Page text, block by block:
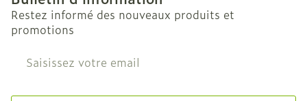
Restez informé des nouveaux produits et
promotions
Adresse mail